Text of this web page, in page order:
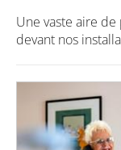
Une vaste aire
devant nos